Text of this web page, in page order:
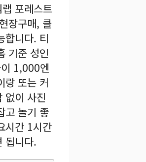
포레스트
장구매, 클
합니다. 티
기준 성인
1,000엔
랑 또는 커
없이 사진
고 놀기 좋
시간 1시간
됩니다.